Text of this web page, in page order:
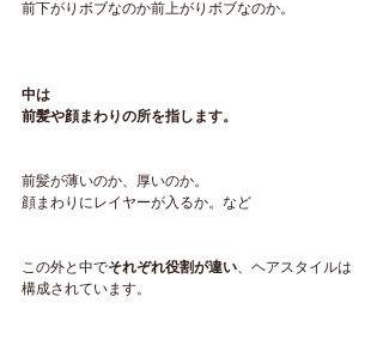
前下がりボブなのか前上がりボブなのか。
中は
前髪や顔まわりの所を指します。
前髪が薄いのか、厚いのか。
顔まわりにレイヤーが入るか。など
この外と中でそれぞれ役割が違い、ヘアスタイルは
構成されています。